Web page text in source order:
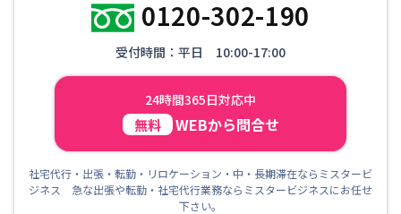
0120-302-190
受付時間：平日 10:00-17:00
24時間365日対応中
無料 WEBから問合せ
社宅代行・出張・転勤・リロケーション・中・長期滞在ならミスタービ
ジネス 急な出張や転勤・社宅代行業務ならミスタービジネスにお任せ
下さい。